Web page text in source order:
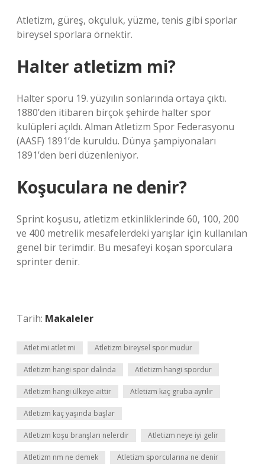
Atletizm, güreş, okçuluk, yüzme, tenis gibi sporlar
bireysel sporlara örnektir.
Halter atletizm mi?
Halter sporu 19. yüzyılın sonlarında ortaya çıktı.
1880’den itibaren birçok şehirde halter spor
kulüpleri açıldı. Alman Atletizm Spor Federasyonu
(AASF) 1891’de kuruldu. Dünya şampiyonaları
1891’den beri düzenleniyor.
Koşuculara ne denir?
Sprint koşusu, atletizm etkinliklerinde 60, 100, 200
ve 400 metrelik mesafelerdeki yarışlar için kullanılan
genel bir terimdir. Bu mesafeyi koşan sporculara
sprinter denir.
Tarih: Makaleler
Atlet mi atlet mi Atletizm bireysel spor mudur
Atletizm hangi spor dalında Atletizm hangi spordur
Atletizm hangi ülkeye aittir Atletizm kaç gruba ayrılır
Atletizm kaç yaşında başlar
Atletizm koşu branşları nelerdir Atletizm neye iyi gelir
Atletizm nm ne demek Atletizm sporcularına ne denir